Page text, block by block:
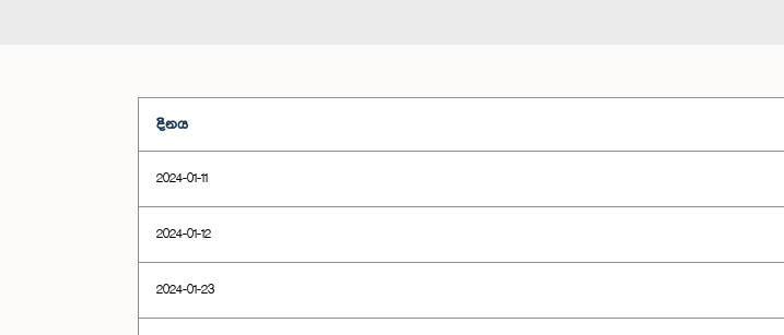
දිනය
2024-01-11
2024-01-12
2024-01-23